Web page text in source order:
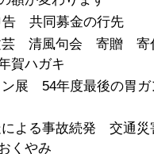
共同募金の行先
芸 清風句会 寄贈 寄
賀ハガキ
ン展 54年度最後の胃
よる事故続発 交通災
くやみ